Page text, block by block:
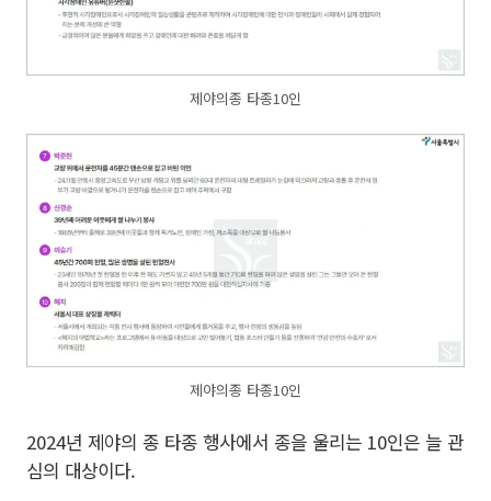
제야의종 타종10인
제야의종 타종10인
2024년 제야의 종 타종 행사에서 종을 울리는 10인은 늘 관
심의 대상이다.